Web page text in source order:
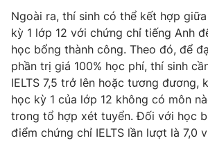
Ngoài ra, thí sinh có thể kết hợp
kỳ 1 lớp 12 với chứng chỉ tiếng Anh
học bổng thành công. Theo đó, để
phần trị giá 100% học phí, thí sinh
IELTS 7,5 trở lên hoặc tương đương,
học kỳ 1 của lớp 12 không có môn
trong tổ hợp xét tuyển. Đối với học
điểm chứng chỉ IELTS lần lượt là 7,0